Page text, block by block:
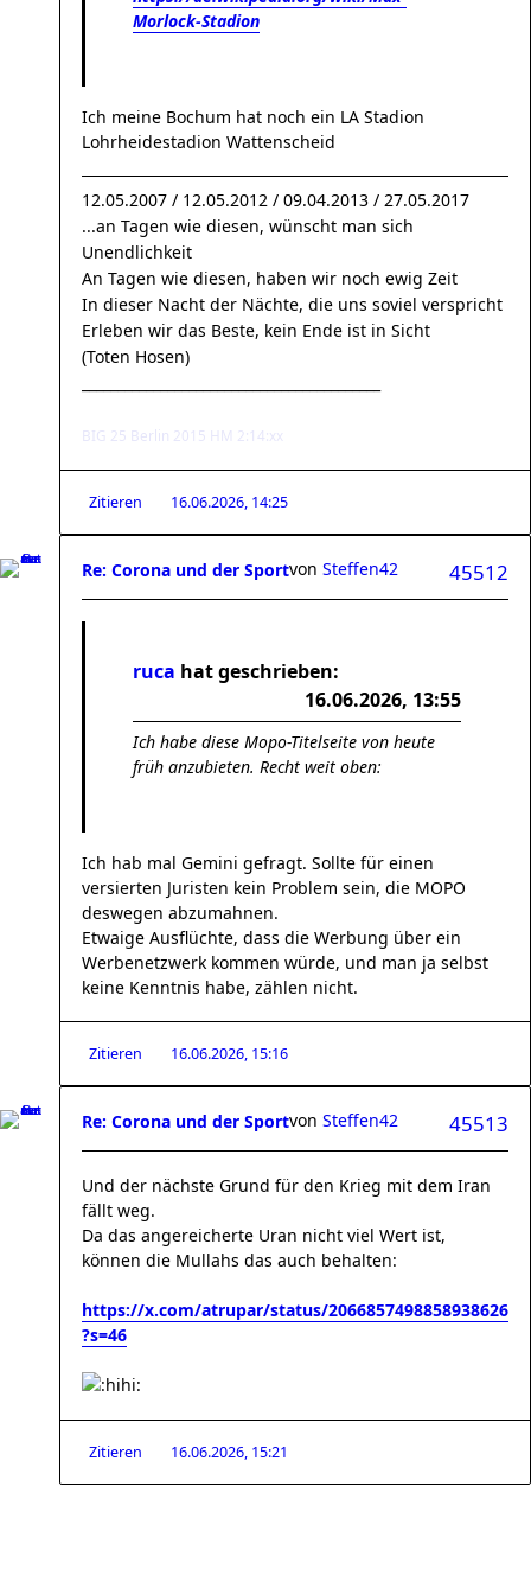
Morlock-Stadion
Ich meine Bochum hat noch ein LA Stadion
Lohrheidestadion Wattenscheid
12.05.2007 / 12.05.2012 / 09.04.2013 / 27.05.2017
...an Tagen wie diesen, wünscht man sich
Unendlichkeit
An Tagen wie diesen, haben wir noch ewig Zeit
In dieser Nacht der Nächte, die uns soviel verspricht
Erleben wir das Beste, kein Ende ist in Sicht
(Toten Hosen)
BIG 25 Berlin 2015 HM 2:14:xx
Zitieren 16.06.2026, 14:25
Re: Corona und der Sport 45512
von Steffen42
ruca hat geschrieben:
16.06.2026, 13:55
Ich habe diese Mopo-Titelseite von heute
früh anzubieten. Recht weit oben:
Ich hab mal Gemini gefragt. Sollte für einen
versierten Juristen kein Problem sein, die MOPO
deswegen abzumahnen.
Etwaige Ausflüchte, dass die Werbung über ein
Werbenetzwerk kommen würde, und man ja selbst
keine Kenntnis habe, zählen nicht.
Zitieren 16.06.2026, 15:16
Re: Corona und der Sport 45513
von Steffen42
Und der nächste Grund für den Krieg mit dem Iran
fällt weg.
Da das angereicherte Uran nicht viel Wert ist,
können die Mullahs das auch behalten:
https://x.com/atrupar/status/2066857498858938626
?s=46
Zitieren 16.06.2026, 15:21